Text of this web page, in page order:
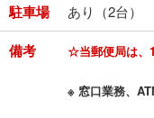
駐車場 あり（2台）
備考 ☆当郵便局は、
※ 窓口業務、